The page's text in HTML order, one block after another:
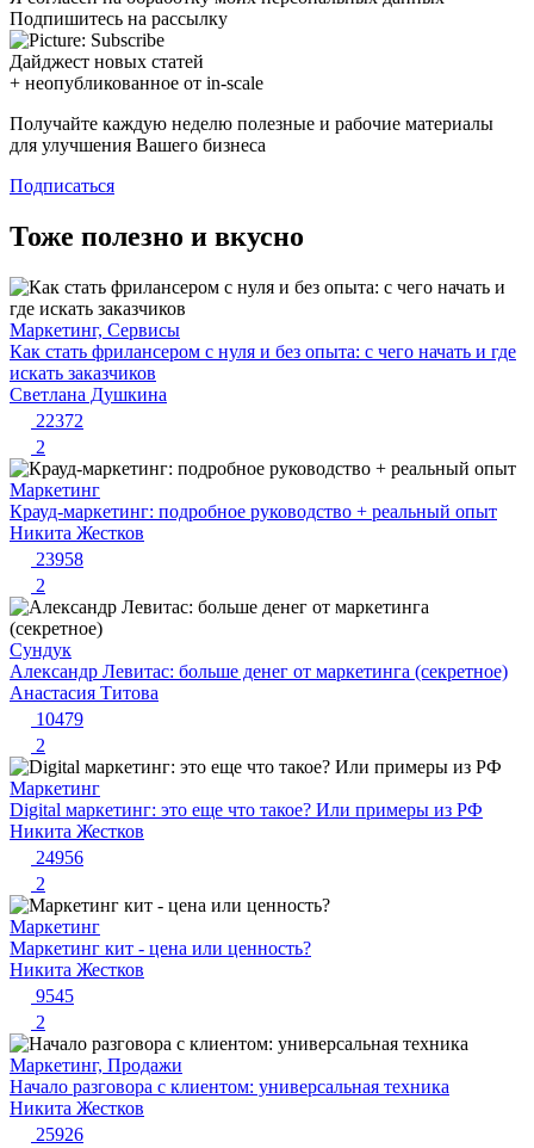
Подпишитесь на рассылку
Дайджест новых статей
+ неопубликованное от in-scale
Получайте каждую неделю полезные и рабочие материалы
для улучшения Вашего бизнеса
Подписаться
Тоже полезно и вкусно
Маркетинг, Сервисы
Как стать фрилансером с нуля и без опыта: с чего начать и где
искать заказчиков
Светлана Душкина
22372
2
Маркетинг
Крауд-маркетинг: подробное руководство + реальный опыт
Никита Жестков
23958
2
Сундук
Александр Левитас: больше денег от маркетинга (секретное)
Анастасия Титова
10479
2
Маркетинг
Digital маркетинг: это еще что такое? Или примеры из РФ
Никита Жестков
24956
2
Маркетинг
Маркетинг кит - цена или ценность?
Никита Жестков
9545
2
Маркетинг, Продажи
Начало разговора с клиентом: универсальная техника
Никита Жестков
25926